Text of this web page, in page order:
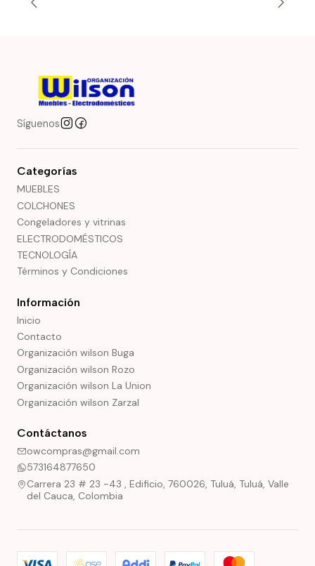
Síguenos
Categorías
MUEBLES
COLCHONES
Congeladores y vitrinas
ELECTRODOMÉSTICOS
TECNOLOGÍA
Términos y Condiciones
Información
Inicio
Contacto
Organización wilson Buga
Organización wilson Rozo
Organización wilson La Union
Organización wilson Zarzal
Contáctanos
owcompras@gmail.com
573164877650
Carrera 23 # 23 -43 , Edificio, 760026, Tuluá, Tuluá, Valle
del Cauca, Colombia